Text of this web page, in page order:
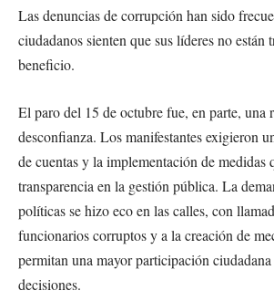
Las denuncias de corrupción han sido
ciudadanos sienten que sus líderes no están
beneficio.
El paro del 15 de octubre fue, en parte, una
desconfianza. Los manifestantes exigieron
de cuentas y la implementación de medidas
transparencia en la gestión pública. La
políticas se hizo eco en las calles, con
funcionarios corruptos y a la creación de
permitan una mayor participación
decisiones.